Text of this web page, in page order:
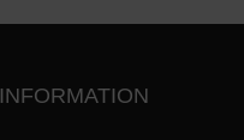
INFORMATION